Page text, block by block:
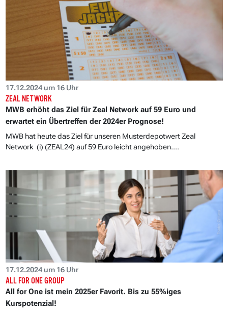
17.12.2024 um 16 Uhr
ZEAL NETWORK
MWB erhöht das Ziel für Zeal Network auf 59 Euro und
erwartet ein Übertreffen der 2024er Prognose!
MWB hat heute das Ziel für unseren Musterdepotwert Zeal
Network (i) (ZEAL24) auf 59 Euro leicht angehoben....
17.12.2024 um 16 Uhr
ALL FOR ONE GROUP
All for One ist mein 2025er Favorit. Bis zu 55%iges
Kurspotenzial!